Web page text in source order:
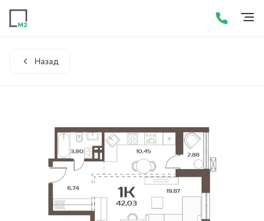
Контакты
+7 (423) 275-52-01 Написать в WhatsApp
Назад